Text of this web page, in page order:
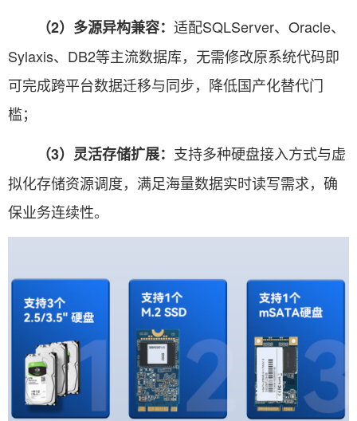
（2）多源异构兼容： 适配SQLServer、Oracle、
Sylaxis、DB2等主流数据库，无需修改原系统代码即
可完成跨平台数据迁移与同步，降低国产化替代门
槛；
（3）灵活存储扩展： 支持多种硬盘接入方式与虚
拟化存储资源调度，满足海量数据实时读写需求，确
保业务连续性。